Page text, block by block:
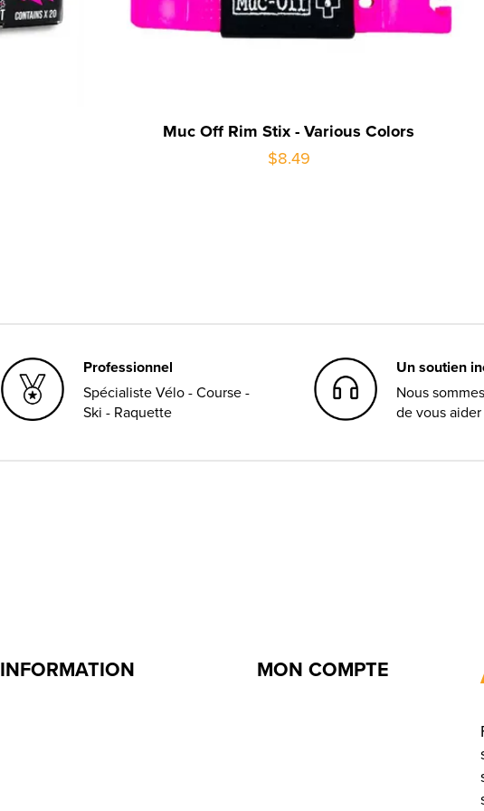
Muc Off Rim Stix - Various Colors
$8.49
Professionnel
Spécialiste Vélo - Course -
Ski - Raquette
Un soutien
Nous
de vous
INFORMATION MON COMPTE